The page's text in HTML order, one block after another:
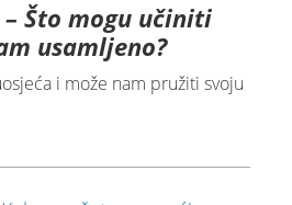
Što mogu učiniti
usamljeno?
i može nam pružiti svoju